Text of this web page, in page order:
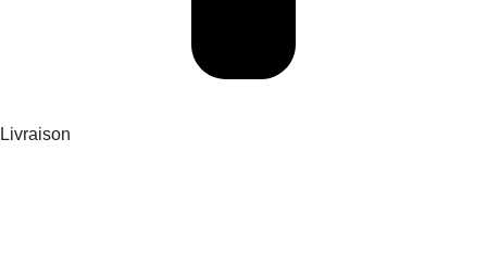
Livraison